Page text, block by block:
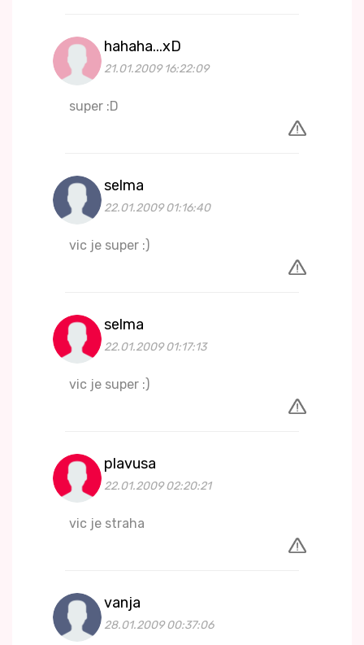
hahaha...xD
21.01.2009 16:22:09
super :D
selma
22.01.2009 01:16:40
vic je super :)
selma
22.01.2009 01:17:13
vic je super :)
plavusa
22.01.2009 02:20:21
vic je straha
vanja
28.01.2009 00:37:06